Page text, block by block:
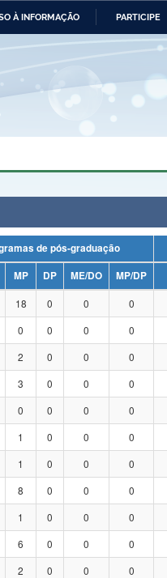
À INFORMAÇÃO PARTICIPE
Ministério da
e dos Direitos
Brasil Planalto
Total de Programas de pós-graduação
MP DP ME/DO MP/DP
18 0 0 0
0 0 0 0
2 0 0 0
3 0 0 0
0 0 0 0
1 0 0 0
1 0 0 0
8 0 0 0
1 0 0 0
6 0 0 0
2 0 0 0